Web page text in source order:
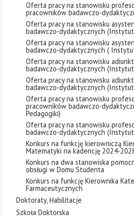
Oferta pracy na stanowisku
pracowników badawczo-
Oferta pracy na stanowisku
badawczo-dydaktycznych
Oferta pracy na stanowisku
badawczo-dydaktycznych (
Oferta pracy na stanowisku
badawczo-dydaktycznych (Instytut
Oferta pracy na stanowisku
badawczo-dydaktycznych (Instytut
Oferta pracy na stanowisku
pracowników badawczo-
Pedagogiki)
Oferta pracy na stanowisku
badawczo-dydaktycznych
Konkurs na funkcję kierowniczą
Matematyki na kadencję 2024-
Konkurs na dwa stanowiska
obsługi w Domu Studenta
Konkurs na funkcję Kierownika
Farmaceutycznych
Doktoraty, Habilitacje
Szkoła Doktorska